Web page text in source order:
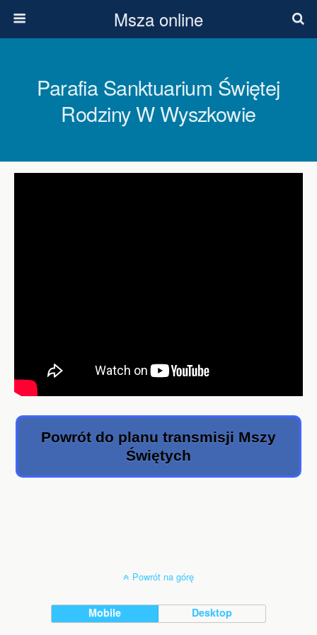
Msza online
Parafia Sanktuarium Świętej
Rodziny W Wyszkowie
Powrót do planu transmisji Mszy
Świętych
Powrót na górę
Mobile Desktop